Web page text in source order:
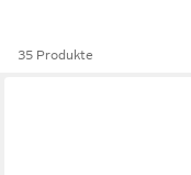
35 Produkte